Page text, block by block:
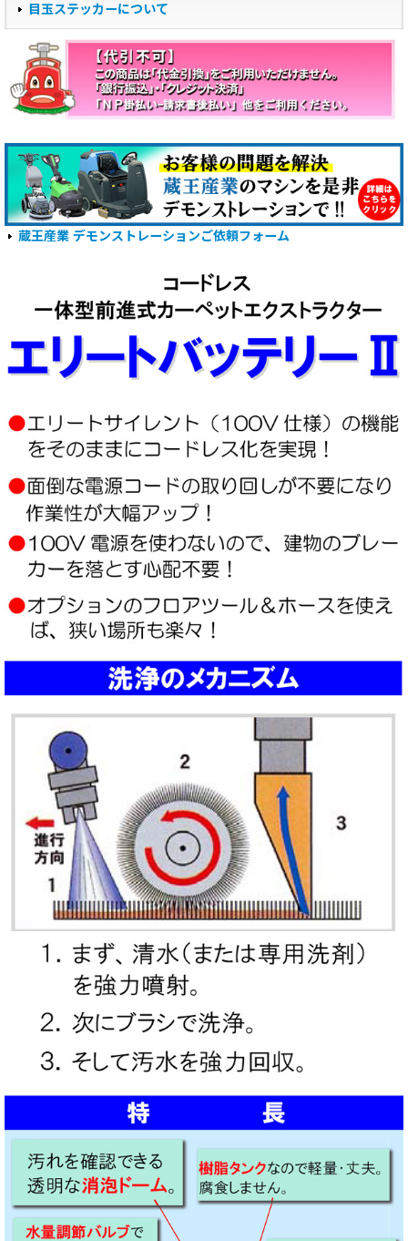
目玉ステッカーについて
蔵王産業 デモンストレーションご依頼フォーム